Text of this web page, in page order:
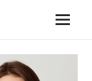
Menü